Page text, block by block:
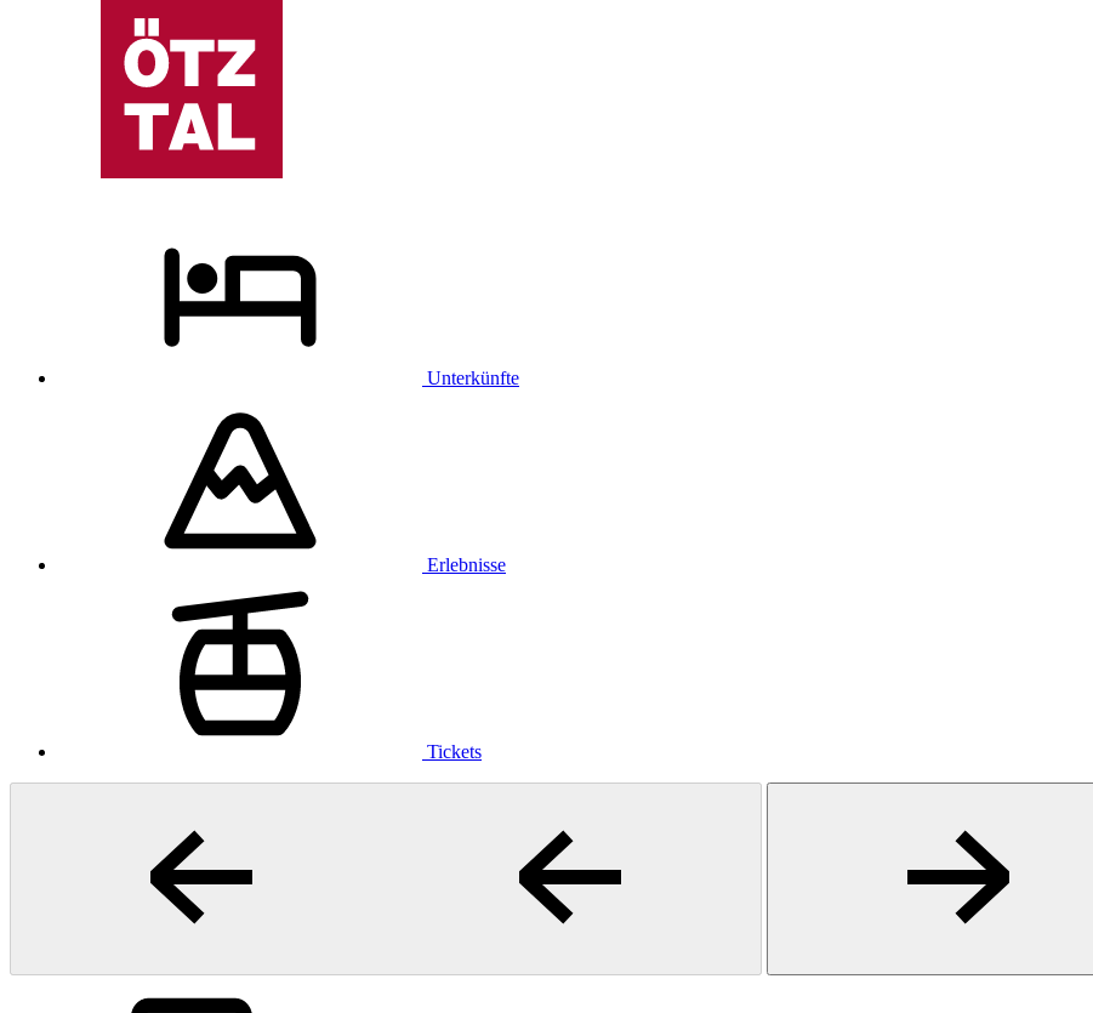
Unterkünfte
Erlebnisse
Tickets